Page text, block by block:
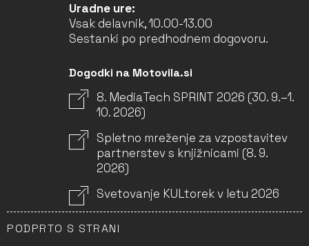
Uradne ure:
Vsak delavnik, 10.00-13.00
Sestanki po predhodnem dogovoru.
Dogodki na Motovila.si
8. MediaTech SPRINT 2026 (30. 9.–1.
10. 2026)
Spletno mreženje za vzpostavitev
partnerstev s knjižnicami (8. 9.
2026)
Svetovanje KULtorek v letu 2026
PODPRTO S STRANI